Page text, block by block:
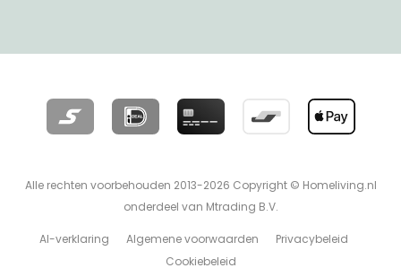
Alle rechten voorbehouden 2013-2026 Copyright © Homeliving.nl
onderdeel van Mtrading B.V.
AI-verklaring Algemene voorwaarden
Privacybeleid
Cookiebeleid